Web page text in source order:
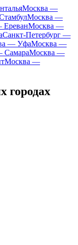
Москва —
Москва —
Москва —
Санкт-Петербург —
— УфаМосква —
СамараМосква —
Москва —
городах